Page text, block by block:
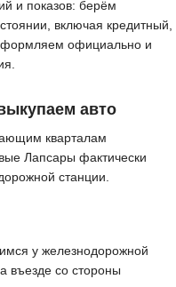
и показов: берём
включая кредитный,
официально и
авто
кварталам
Лапсары фактически
станции.
у железнодорожной
въезде со стороны